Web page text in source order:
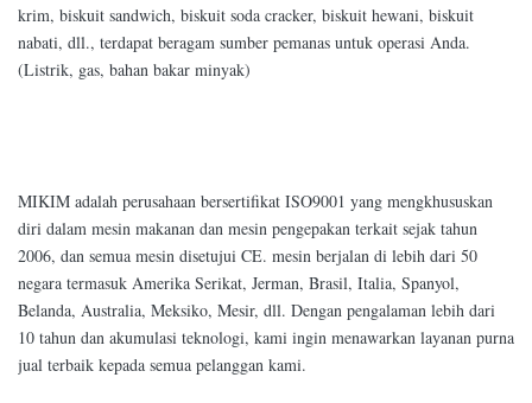
krim, biskuit sandwich, biskuit soda cracker, biskuit hewani, biskuit
nabati, dll., terdapat beragam sumber pemanas untuk operasi Anda.
(Listrik, gas, bahan bakar minyak)
MIKIM adalah perusahaan bersertifikat ISO9001 yang mengkhususkan
diri dalam mesin makanan dan mesin pengepakan terkait sejak tahun
2006, dan semua mesin disetujui CE. mesin berjalan di lebih dari 50
negara termasuk Amerika Serikat, Jerman, Brasil, Italia, Spanyol,
Belanda, Australia, Meksiko, Mesir, dll. Dengan pengalaman lebih dari
10 tahun dan akumulasi teknologi, kami ingin menawarkan layanan purna
jual terbaik kepada semua pelanggan kami.